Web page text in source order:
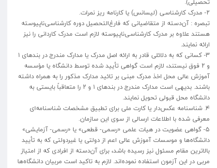
۲- مدرک کارشناسی (لیسانس) یا کارنامه ریز نمرات.
تبصره : آن‌دسته از متقاضیانی که فارغ‌التحصیل دوره کارشناسی‌ناپیوسته
هستند علاوه بر مدرک کارشناسی‌ناپیوسته لازم است مدرک کاردانی را نیز
ارائه نمایند.
۳- کسانی که به دلائلی قادر به ارائه اصل مدرک یا مدارک‌ مندرج در بندهای ۱
و ۲ فوق نیستند، لازم است گواهی تأیید شده توسط دانشگاه یا مؤسسه
آموزش عالی محل اخذ مدرک مبنی بر تائید مدارک مذکور را به همراه داشته
باشند. بدیهی است مدارک مندرج در بندهای ۱ و ۲ را متعاقباً بایستی به
دانشگاه محل قبولی تحویل نمایند.
۴. شناسنامه عکس‌دار یا کارت ملی برای تطبیق مشخصات شناسنامه‌ای
معرفی شده با اطلاعات ارسالی از سوی این سازمان.
۵- گواهی عضویت در هیات علمی «رسمی- قطعی» یا «رسمی- آزمایشی»
دانشگاه‌ها و موسسات آموزش عالی اعم از دولتی یا غیردولتی که به تأیید
بالاترین مقام مسئول نیز رسیده باشد، برای آن‌دسته از افرادی که از امتیاز
مربی در این آزمون استفاده نموده‌اند. لازم به تاکید است مربیان دانشگاه‌ها